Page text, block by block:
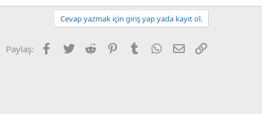
Cevap yazmak için giriş yap yada kayıt ol.
Paylaş: Facebook
Twitter Reddit PinterestTumblr WhatsApp
E-posta